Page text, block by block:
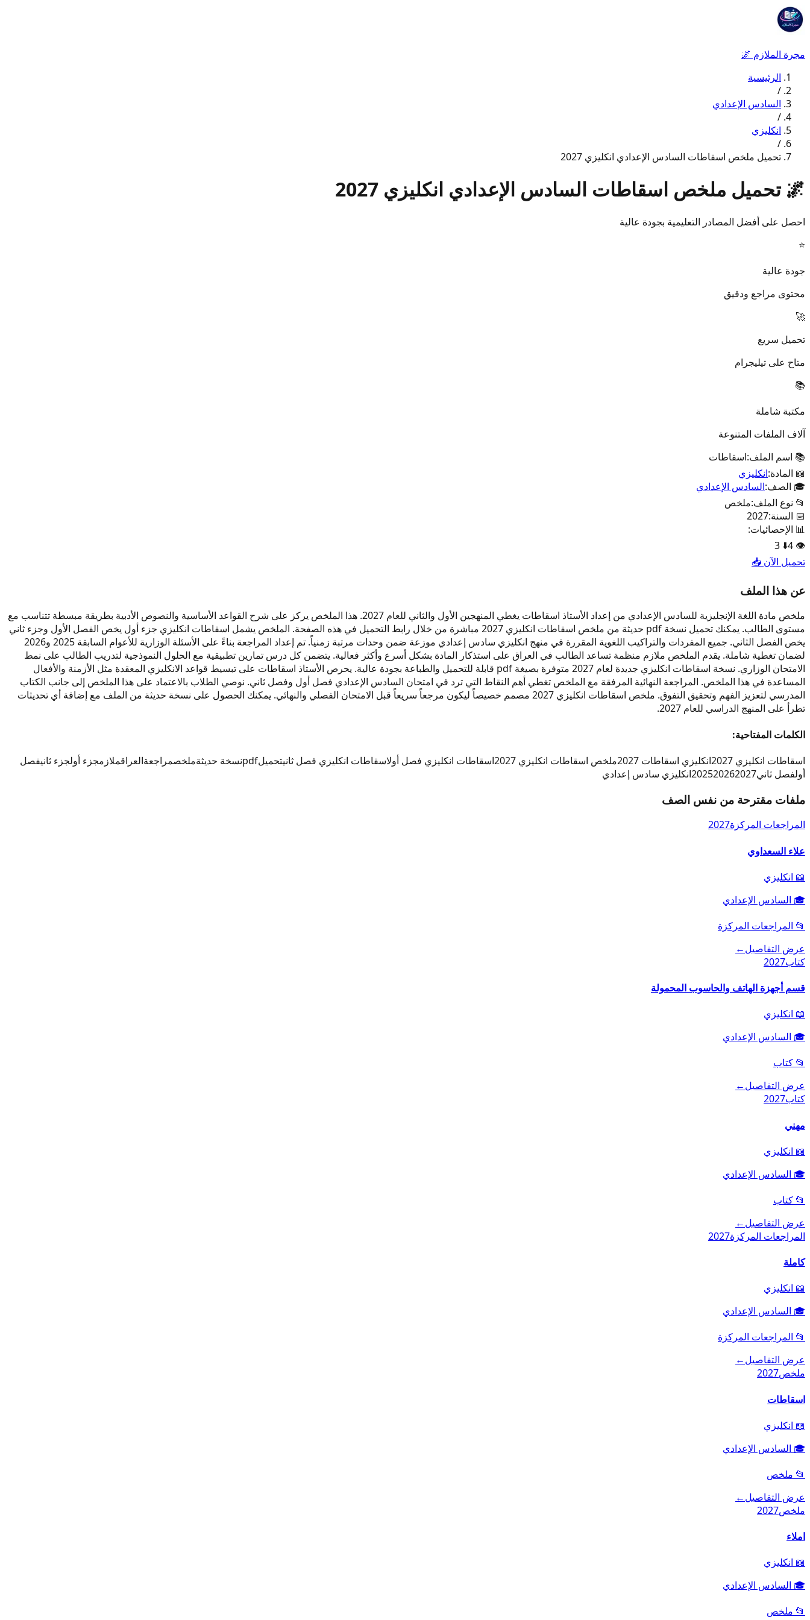
مجرة الملازم 🌌
الرئيسية
/
السادس الإعدادي
/
انكليزي
/
تحميل ملخص اسقاطات السادس الإعدادي انكليزي 2027
🌌 تحميل ملخص اسقاطات السادس الإعدادي انكليزي 2027
احصل على أفضل المصادر التعليمية بجودة عالية
⭐
جودة عالية
محتوى مراجع ودقيق
🚀
تحميل سريع
متاح على تيليجرام
📚
مكتبة شاملة
آلاف الملفات المتنوعة
📚 اسم الملف:اسقاطات
📖 المادة:انكليزي
🎓 الصف:السادس الإعدادي
📂 نوع الملف:ملخص
📅 السنة:2027
📊 الإحصائيات:
👁️
4
⬇️
3
تحميل الآن 📥
عن هذا الملف
ملخص مادة اللغة الإنجليزية للسادس الإعدادي من إعداد الأستاذ اسقاطات يغطي المنهجين الأول والثاني للعام 2027. هذا الملخص يركز على شرح القواعد الأساسية والنصوص الأدبية بطريقة مبسطة تتناسب مع
مستوى الطالب. يمكنك تحميل نسخة pdf حديثة من ملخص اسقاطات انكليزي 2027 مباشرة من خلال رابط التحميل في هذه الصفحة. الملخص يشمل اسقاطات انكليزي جزء أول يخص الفصل الأول وجزء ثاني
يخص الفصل الثاني. جميع المفردات والتراكيب اللغوية المقررة في منهج انكليزي سادس إعدادي موزعة ضمن وحدات مرتبة زمنياً. تم إعداد المراجعة بناءً على الأسئلة الوزارية للأعوام السابقة 2025 و2026
لضمان تغطية شاملة. يقدم الملخص ملازم منظمة تساعد الطالب في العراق على استذكار المادة بشكل أسرع وأكثر فعالية. يتضمن كل درس تمارين تطبيقية مع الحلول النموذجية لتدريب الطالب على نمط
الامتحان الوزاري. نسخة اسقاطات انكليزي جديدة لعام 2027 متوفرة بصيغة pdf قابلة للتحميل والطباعة بجودة عالية. يحرص الأستاذ اسقاطات على تبسيط قواعد الانكليزي المعقدة مثل الأزمنة والأفعال
المساعدة في هذا الملخص. المراجعة النهائية المرفقة مع الملخص تغطي أهم النقاط التي ترد في امتحان السادس الإعدادي فصل أول وفصل ثاني. نوصي الطلاب بالاعتماد على هذا الملخص إلى جانب الكتاب
المدرسي لتعزيز الفهم وتحقيق التفوق. ملخص اسقاطات انكليزي 2027 مصمم خصيصاً ليكون مرجعاً سريعاً قبل الامتحان الفصلي والنهائي. يمكنك الحصول على نسخة حديثة من الملف مع إضافة أي تحديثات
تطرأ على المنهج الدراسي للعام 2027.
الكلمات المفتاحية:
اسقاطات انكليزي 2027
انكليزي اسقاطات 2027 ملخص اسقاطات انكليزي 2027 اسقاطات انكليزي فصل أولاسقاطات انكليزي فصل ثانيتحميلpdfنسخة حديثةملخصمراجعةالعراقملازمجزء أولجزء ثانيفصل
أولفصل ثاني 202520262027 انكليزي سادس إعدادي
ملفات مقترحة من نفس الصف
المراجعات المركزة2027
علاء السعداوي
📖 انكليزي
🎓 السادس الإعدادي
📂 المراجعات المركزة
عرض التفاصيل←
كتاب2027
قسم أجهزة الهاتف والحاسوب المحمولة
📖 انكليزي
🎓 السادس الإعدادي
📂 كتاب
عرض التفاصيل←
كتاب2027
مهني
📖 انكليزي
🎓 السادس الإعدادي
📂 كتاب
عرض التفاصيل←
المراجعات المركزة2027
كاملة
📖 انكليزي
🎓 السادس الإعدادي
📂 المراجعات المركزة
عرض التفاصيل←
ملخص2027
اسقاطات
📖 انكليزي
🎓 السادس الإعدادي
📂 ملخص
عرض التفاصيل←
ملخص2027
املاء
📖 انكليزي
🎓 السادس الإعدادي
📂 ملخص